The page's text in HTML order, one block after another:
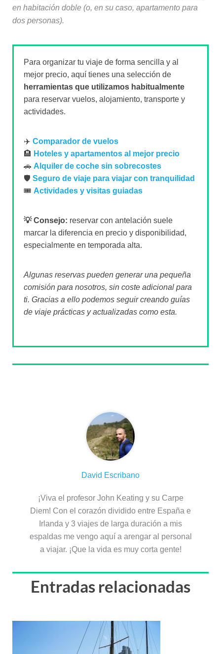
en habitación doble (o, en su caso, apartamento para
dos personas).
Para organizar tu viaje de forma sencilla y al
mejor precio, aquí tienes una selección de
herramientas que utilizamos habitualmente
para reservar vuelos, alojamiento, transporte y
actividades.
✈️ Comparador de vuelos
🏨 Hoteles y apartamentos al mejor precio
🚗 Alquiler de coche sin sobrecostes
🛡️ Seguro de viaje para viajar con tranquilidad
🎟️ Actividades y visitas guiadas
💡 Consejo: reservar con antelación suele
marcar la diferencia en precio y disponibilidad,
especialmente en temporada alta.
Algunas reservas pueden generar una pequeña
comisión para nosotros, sin coste adicional para
ti. Gracias a ello podemos seguir creando guías
de viaje prácticas y actualizadas como esta.
David Escribano
¡Viva el profesor John Keating y su Carpe
Diem! Con el corazón dividido entre España e
Irlanda y 3 viajes de larga duración a mis
espaldas me vengo aquí a arengar al personal
a viajar. ¡Que la vida es muy corta gente!
Entradas relacionadas